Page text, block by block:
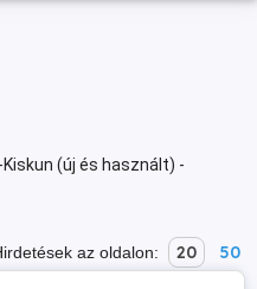
(új és használt) -
az oldalon: 20 50